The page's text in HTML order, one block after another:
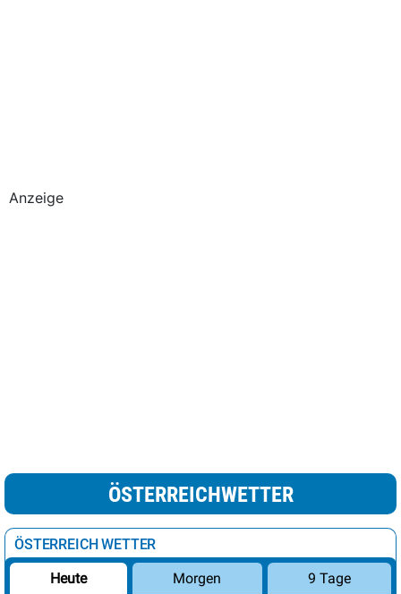
Anzeige
ÖSTERREICHWETTER
ÖSTERREICH WETTER
Heute Morgen 9 Tage